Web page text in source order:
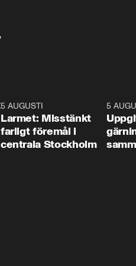
0:35
5 AUGUSTI
Larmet: Misstänkt
farligt föremål i
centrala Stockholm
5